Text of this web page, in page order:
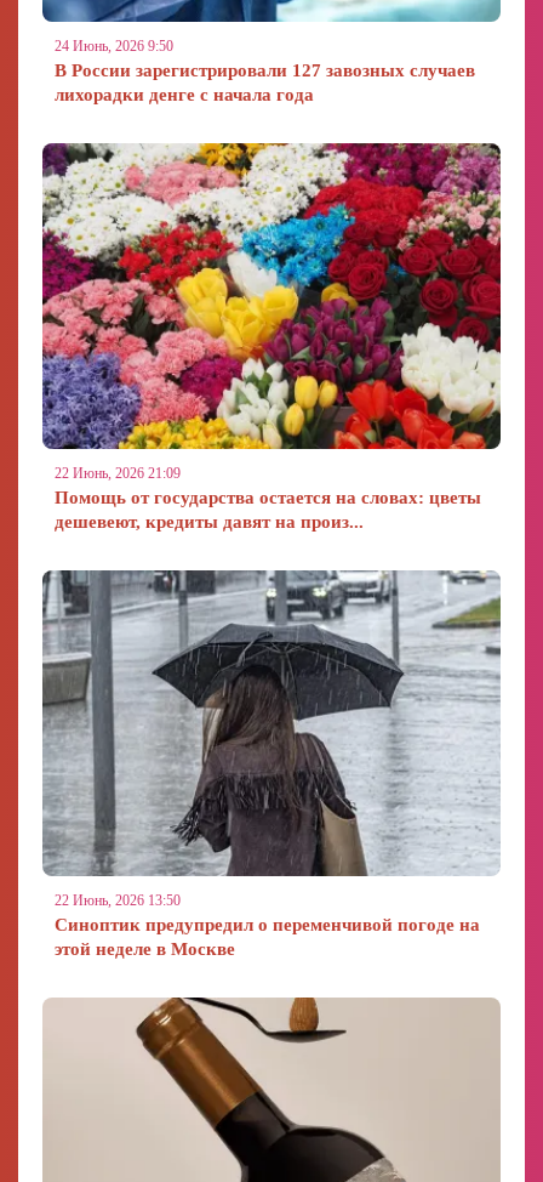
24 Июнь, 2026 9:50
В России зарегистрировали 127 завозных случаев
лихорадки денге с начала года
22 Июнь, 2026 21:09
Помощь от государства остается на словах: цветы
дешевеют, кредиты давят на произ...
22 Июнь, 2026 13:50
Синоптик предупредил о переменчивой погоде на
этой неделе в Москве